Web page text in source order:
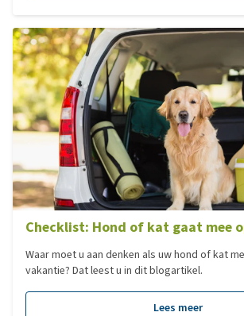
Checklist: Hond of kat gaat mee
Waar moet u aan denken als uw hond of kat
vakantie? Dat leest u in dit blogartikel.
Lees meer